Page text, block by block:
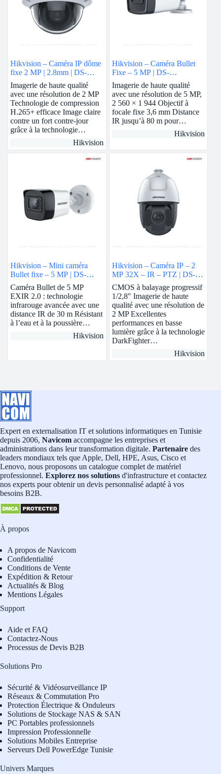
Hikvision – Caméra IP dôme
fixe 2 MP | 2.8mm | DS-
2CD1123G0E-I
Imagerie de haute qualité
avec une résolution de 2 MP
Technologie de compression
H.265+ efficace Image claire
contre un fort contre-jour
grâce à la technologie…
Hikvision
Hikvision – Caméra Bullet
Fixe – 5 MP | DS-
2CE17H0T-IT5F
Imagerie de haute qualité
avec une résolution de 5 MP,
2 560 × 1 944 Objectif à
focale fixe 3,6 mm Distance
IR jusqu’à 80 m pour…
Hikvision
Hikvision – Mini caméra
Bullet fixe – 5 MP | DS-
2CE16H0T-ITF
Caméra Bullet de 5 MP
EXIR 2.0 : technologie
infrarouge avancée avec une
distance IR de 30 m Résistant
à l’eau et à la poussière…
Hikvision
Hikvision – Caméra IP – 2
MP 32X – IR – PTZ | DS-
2DE5232IW-AE
CMOS à balayage progressif
1/2,8″ Imagerie de haute
qualité avec une résolution de
2 MP Excellentes
performances en basse
lumière grâce à la technologie
DarkFighter…
Hikvision
Expert en externalisation IT et solutions informatiques en Tunisie
depuis 2006, Navicom accompagne les entreprises et
administrations dans leur transformation digitale. Partenaire des
leaders mondiaux tels que Apple, Dell, HPE, Asus, Cisco et
Lenovo, nous proposons un catalogue complet de matériel
professionnel. Explorez nos solutions d'infrastructure et contactez
nos experts pour obtenir un devis personnalisé adapté à vos
besoins B2B.
À propos
A propos de Navicom
Confidentialité
Conditions de Vente
Expédition & Retour
Actualités & Blog
Mentions Légales
Support
Aide et FAQ
Contactez-Nous
Processus de Devis B2B
Solutions Pro
Sécurité & Vidéosurveillance IP
Réseaux & Commutation Pro
Protection Électrique & Onduleurs
Solutions de Stockage NAS & SAN
PC Portables professionnels
Impression Professionnelle
Solutions Mobiles Entreprise
Serveurs Dell PowerEdge Tunisie
Univers Marques